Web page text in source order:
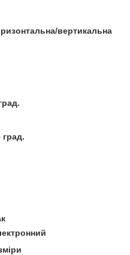
вертикальна
град.